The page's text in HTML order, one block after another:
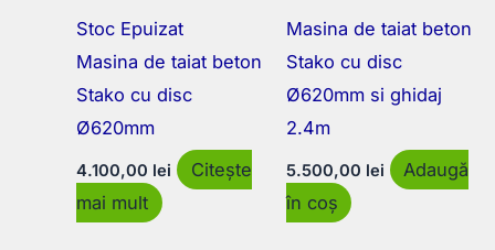
Stoc Epuizat
Masina de taiat beton
Stako cu disc
Ø620mm
4.100,00 lei
Citește
mai mult
Masina de taiat beton
Stako cu disc
Ø620mm si ghidaj
2.4m
5.500,00 lei
Adaugă
în coș